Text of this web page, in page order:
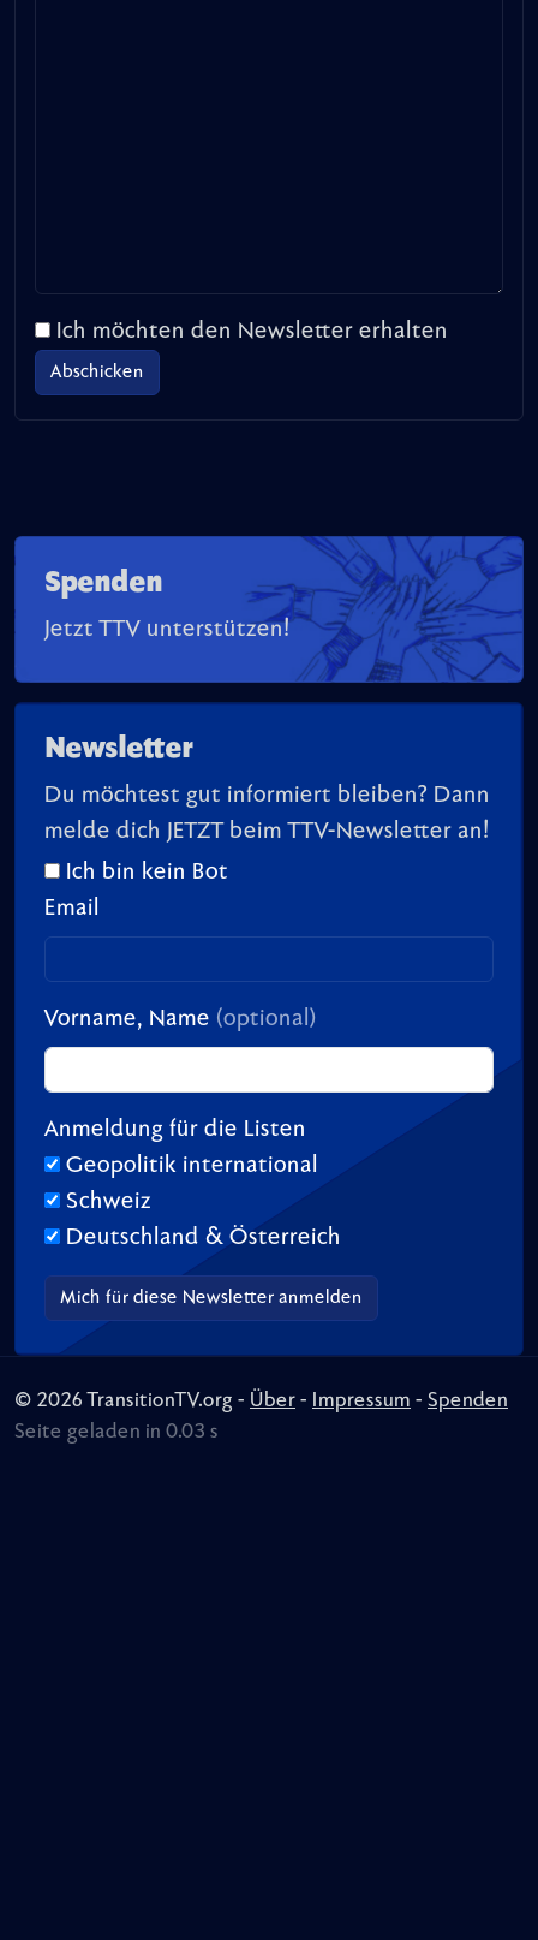
Ich möchten den Newsletter erhalten
Spenden
Jetzt TTV unterstützen!
Newsletter
Du möchtest gut informiert bleiben? Dann
melde dich JETZT beim TTV-Newsletter an!
Ich bin kein Bot
Email
Vorname, Name (optional)
Anmeldung für die Listen
Geopolitik international
Schweiz
Deutschland & Österreich
© 2026 TransitionTV.org - Über - Impressum - Spenden
Seite geladen in 0.03 s